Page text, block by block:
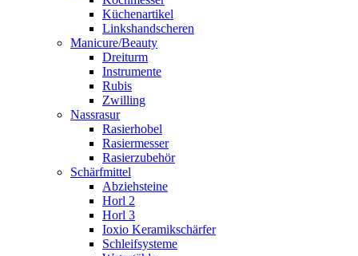
Küchenartikel
Linkshandscheren
Manicure/Beauty
Dreiturm
Instrumente
Rubis
Zwilling
Nassrasur
Rasierhobel
Rasiermesser
Rasierzubehör
Schärfmittel
Abziehsteine
Horl 2
Horl 3
Ioxio Keramikschärfer
Schleifsysteme